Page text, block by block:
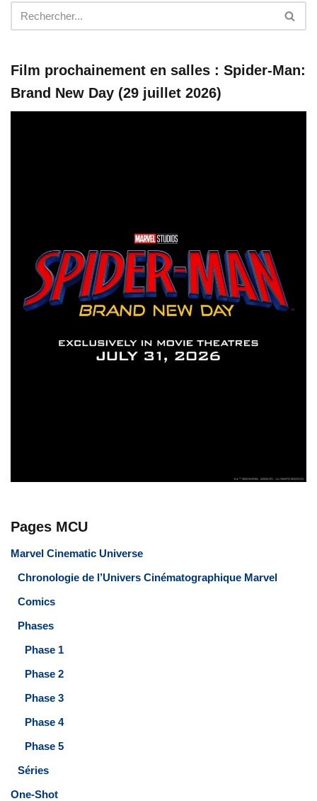
Film prochainement en salles : Spider-Man:
Brand New Day (29 juillet 2026)
Pages MCU
Marvel Cinematic Universe
Chronologie de l’Univers Cinématographique Marvel
Comics
Phases
Phase 1
Phase 2
Phase 3
Phase 4
Phase 5
Séries
One-Shot